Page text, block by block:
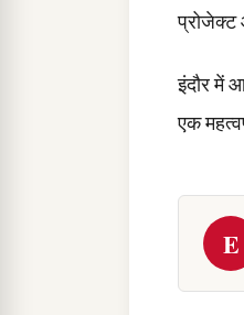
प्रोजेक्ट
इंदौर में
एक
E